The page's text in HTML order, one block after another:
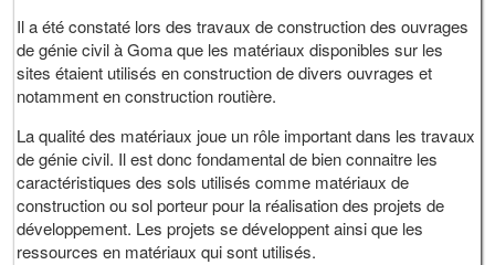
Il a été constaté lors des travaux de construction des ouvrages
de génie civil à Goma que les matériaux disponibles sur les
sites étaient utilisés en construction de divers ouvrages et
notamment en construction routière.
La qualité des matériaux joue un rôle important dans les travaux
de génie civil. Il est donc fondamental de bien connaitre les
caractéristiques des sols utilisés comme matériaux de
construction ou sol porteur pour la réalisation des projets de
développement. Les projets se développent ainsi que les
ressources en matériaux qui sont utilisés.